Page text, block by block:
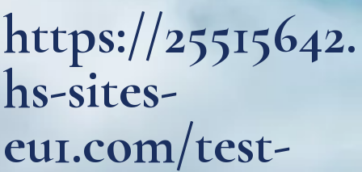
https://25515642.
hs-sites-
eu1.com/test-